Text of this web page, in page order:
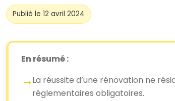
Publié le 12 avril 2024
En résumé :
La réussite d’une rénovation ne
réglementaires obligatoires.